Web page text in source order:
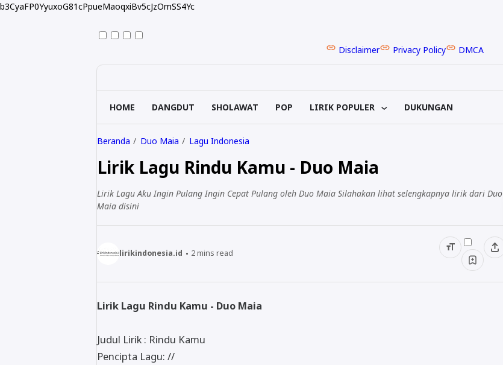
b3CyaFP0YyuxoG81cPpueMaoqxiBv5cJzOmSS4Yc
Disclaimer Privacy Policy DMCA
HOME DANGDUT SHOLAWAT POP LIRIK POPULER DUKUNGAN
Beranda Duo Maia Lagu Indonesia
Lirik Lagu Rindu Kamu - Duo Maia
Lirik Lagu Aku Ingin Pulang Ingin Cepat Pulang oleh Duo Maia Silahakan lihat selengkapnya lirik dari Duo
Maia disini
lirikindonesia.id 2mins read
Lirik Lagu Rindu Kamu - Duo Maia
Judul Lirik : Rindu Kamu
Pencipta Lagu: //